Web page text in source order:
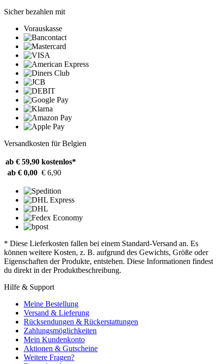
Sicher bezahlen mit
Vorauskasse
Versandkosten für Belgien
ab € 59,90 kostenlos*
ab € 0,00 € 6,90
* Diese Lieferkosten fallen bei einem Standard-Versand an. Es
können weitere Kosten, z. B. aufgrund des Gewichts, Größe oder
Eigenschaften der Produkte, entstehen. Diese Informationen findest
du direkt in der Produktbeschreibung.
Hilfe & Support
Meine Bestellung
Versand & Lieferung
Rücksendungen & Rückerstattungen
Zahlungsmöglichkeiten
Mein Kundenkonto
Aktionen & Gutscheine
Weitere Fragen?